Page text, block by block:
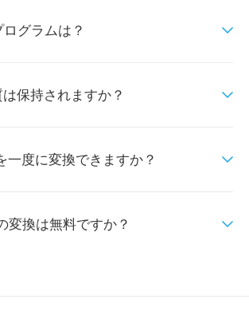
グラムは？
保持されますか？
一度に変換できますか？
変換は無料ですか？